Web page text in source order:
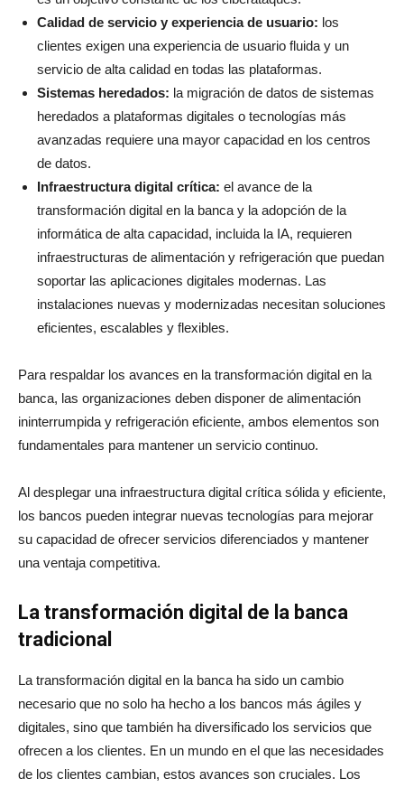
Calidad de servicio y experiencia de usuario: los
clientes exigen una experiencia de usuario fluida y un
servicio de alta calidad en todas las plataformas.
Sistemas heredados: la migración de datos de sistemas
heredados a plataformas digitales o tecnologías más
avanzadas requiere una mayor capacidad en los centros
de datos.
Infraestructura digital crítica: el avance de la
transformación digital en la banca y la adopción de la
informática de alta capacidad, incluida la IA, requieren
infraestructuras de alimentación y refrigeración que puedan
soportar las aplicaciones digitales modernas. Las
instalaciones nuevas y modernizadas necesitan soluciones
eficientes, escalables y flexibles.
Para respaldar los avances en la transformación digital en la
banca, las organizaciones deben disponer de alimentación
ininterrumpida y refrigeración eficiente, ambos elementos son
fundamentales para mantener un servicio continuo.
Al desplegar una infraestructura digital crítica sólida y eficiente,
los bancos pueden integrar nuevas tecnologías para mejorar
su capacidad de ofrecer servicios diferenciados y mantener
una ventaja competitiva.
La transformación digital de la banca
tradicional
La transformación digital en la banca ha sido un cambio
necesario que no solo ha hecho a los bancos más ágiles y
digitales, sino que también ha diversificado los servicios que
ofrecen a los clientes. En un mundo en el que las necesidades
de los clientes cambian, estos avances son cruciales. Los